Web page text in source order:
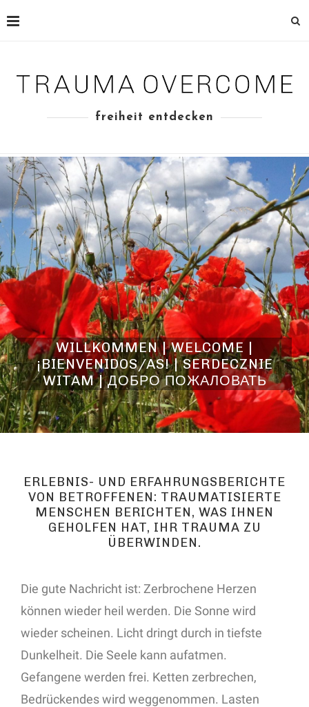
freiheit entdecken
WILLKOMMEN | WELCOME |
¡BIENVENIDOS/AS! | SERDECZNIE
WITAM | ДОБРО ПОЖАЛОВАТЬ
ERLEBNIS- UND ERFAHRUNGSBERICHTE
VON BETROFFENEN: TRAUMATISIERTE
MENSCHEN BERICHTEN, WAS IHNEN
GEHOLFEN HAT, IHR TRAUMA ZU
ÜBERWINDEN.
Die gute Nachricht ist: Zerbrochene Herzen
können wieder heil werden. Die Sonne wird
wieder scheinen. Licht dringt durch in tiefste
Dunkelheit. Die Seele kann aufatmen.
Gefangene werden frei. Ketten zerbrechen,
Bedrückendes wird weggenommen. Lasten